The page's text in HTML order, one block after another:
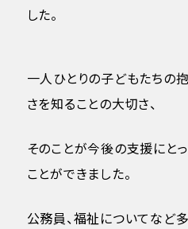
した。
一人ひとりの子どもたちの
さを知ることの大切さ、
そのことが今後の支援にと
ことができました。
公務員、福祉についてなど